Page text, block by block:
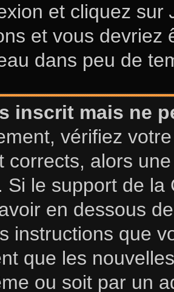
et cliquez sur
et vous devriez
dans peu de
inscrit mais ne
vérifiez
corrects, alors
Si le support de la
en dessous
instructions que
que les
ou soit par un